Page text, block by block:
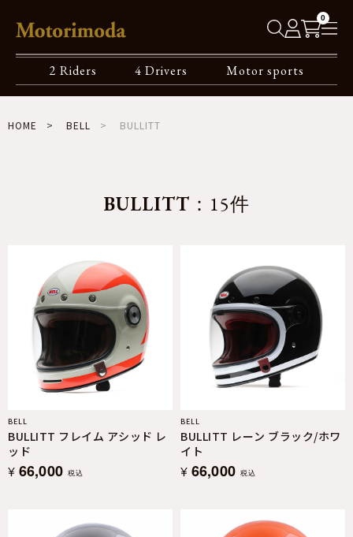
0
2 Riders 4 Drivers Motor sports
HOME BELL BULLITT
BULLITT ：15件
BELL
BULLITT フレイム アシッド レ
ッド
¥ 66,000 税込
BELL
BULLITT レーン ブラック/ホワ
イト
¥ 66,000 税込